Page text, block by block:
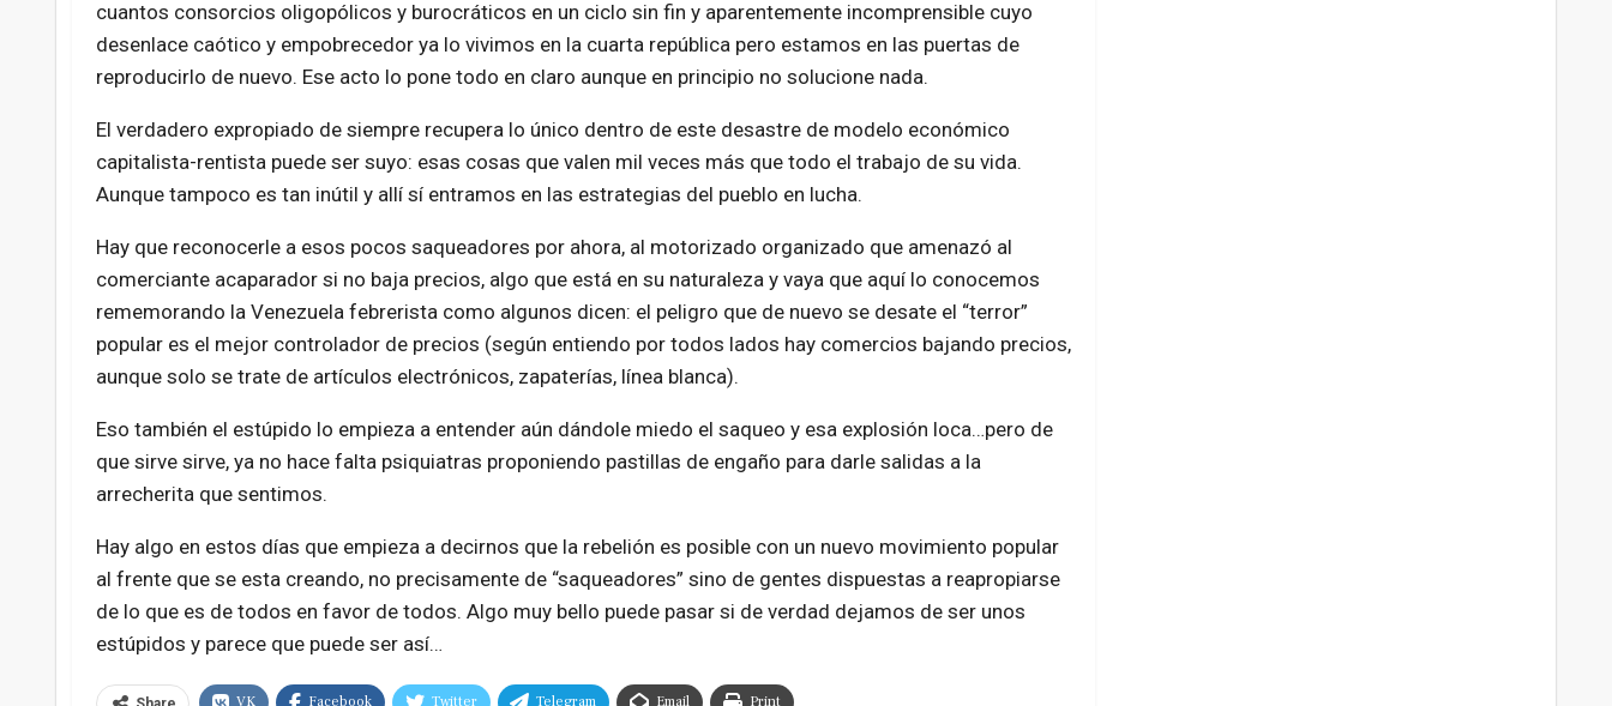
cuantos consorcios oligopólicos y burocráticos en un ciclo sin fin y aparentemente incomprensible cuyo
desenlace caótico y empobrecedor ya lo vivimos en la cuarta república pero estamos en las puertas de
reproducirlo de nuevo. Ese acto lo pone todo en claro aunque en principio no solucione nada.
El verdadero expropiado de siempre recupera lo único dentro de este desastre de modelo económico
capitalista-rentista puede ser suyo: esas cosas que valen mil veces más que todo el trabajo de su vida.
Aunque tampoco es tan inútil y allí sí entramos en las estrategias del pueblo en lucha.
Hay que reconocerle a esos pocos saqueadores por ahora, al motorizado organizado que amenazó al
comerciante acaparador si no baja precios, algo que está en su naturaleza y vaya que aquí lo conocemos
rememorando la Venezuela febrerista como algunos dicen: el peligro que de nuevo se desate el “terror”
popular es el mejor controlador de precios (según entiendo por todos lados hay comercios bajando precios,
aunque solo se trate de artículos electrónicos, zapaterías, línea blanca).
Eso también el estúpido lo empieza a entender aún dándole miedo el saqueo y esa explosión loca…pero de
que sirve sirve, ya no hace falta psiquiatras proponiendo pastillas de engaño para darle salidas a la
arrecherita que sentimos.
Hay algo en estos días que empieza a decirnos que la rebelión es posible con un nuevo movimiento popular
al frente que se esta creando, no precisamente de “saqueadores” sino de gentes dispuestas a reapropiarse
de lo que es de todos en favor de todos. Algo muy bello puede pasar si de verdad dejamos de ser unos
estúpidos y parece que puede ser así…
VK Facebook Twitter Telegram Email Print